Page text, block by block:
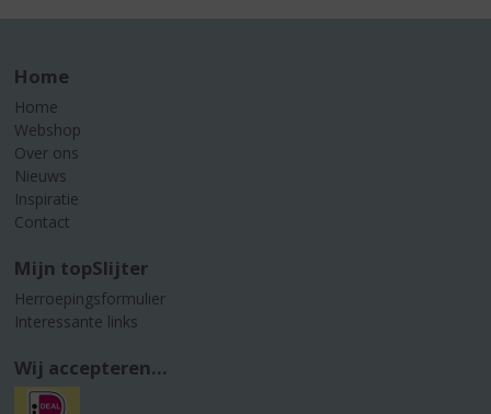
Home
Home
Webshop
Over ons
Nieuws
Inspiratie
Contact
Mijn topSlijter
Herroepingsformulier
Interessante links
Wij accepteren...